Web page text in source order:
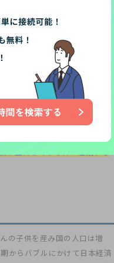
を受給できるのは男性のみ、
拡大されました。
に変更され、徐々に引き上げ
の支給開始年齢がそれまで
いと、マクロ経済スライド
のマクロ経済スライドの制定
の子供を産み国の人口は増
からバブルにかけて日本経済